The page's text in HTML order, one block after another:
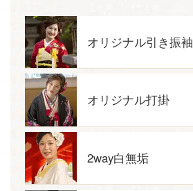
オリジナル引き振袖
オリジナル打掛
2way白無垢